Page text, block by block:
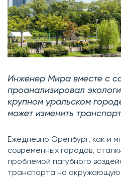
Инженер Мира вместе с
проанализировал
крупном уральском
может изменить
Ежедневно Оренбург, как и
современных городов,
проблемой пагубного
транспорта на окружающую